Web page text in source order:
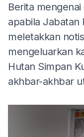
Berita
apabila Jabatan
meletakkan
mengeluarkan
Hutan Simpan
akhbar-akhbar